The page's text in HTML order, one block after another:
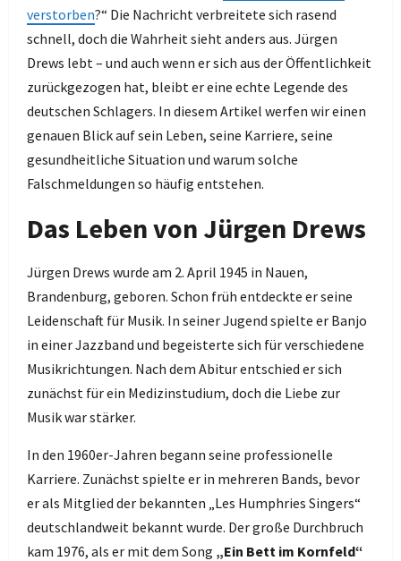
verstorben?“ Die Nachricht verbreitete sich rasend
schnell, doch die Wahrheit sieht anders aus. Jürgen
Drews lebt – und auch wenn er sich aus der Öffentlichkeit
zurückgezogen hat, bleibt er eine echte Legende des
deutschen Schlagers. In diesem Artikel werfen wir einen
genauen Blick auf sein Leben, seine Karriere, seine
gesundheitliche Situation und warum solche
Falschmeldungen so häufig entstehen.
Das Leben von Jürgen Drews
Jürgen Drews wurde am 2. April 1945 in Nauen,
Brandenburg, geboren. Schon früh entdeckte er seine
Leidenschaft für Musik. In seiner Jugend spielte er Banjo
in einer Jazzband und begeisterte sich für verschiedene
Musikrichtungen. Nach dem Abitur entschied er sich
zunächst für ein Medizinstudium, doch die Liebe zur
Musik war stärker.
In den 1960er-Jahren begann seine professionelle
Karriere. Zunächst spielte er in mehreren Bands, bevor
er als Mitglied der bekannten „Les Humphries Singers“
deutschlandweit bekannt wurde. Der große Durchbruch
kam 1976, als er mit dem Song „Ein Bett im Kornfeld“